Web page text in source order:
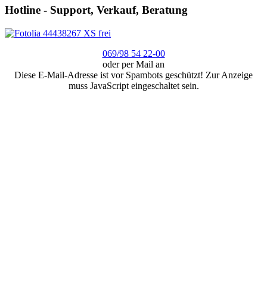
Hotline - Support, Verkauf, Beratung
069/98 54 22-00
oder per Mail an
Diese E-Mail-Adresse ist vor Spambots geschützt! Zur Anzeige
muss JavaScript eingeschaltet sein.